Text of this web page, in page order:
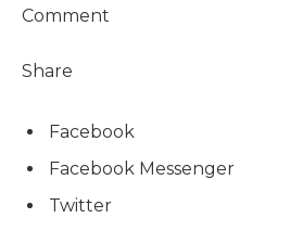
Comment
Share
Facebook
Facebook Messenger
Twitter